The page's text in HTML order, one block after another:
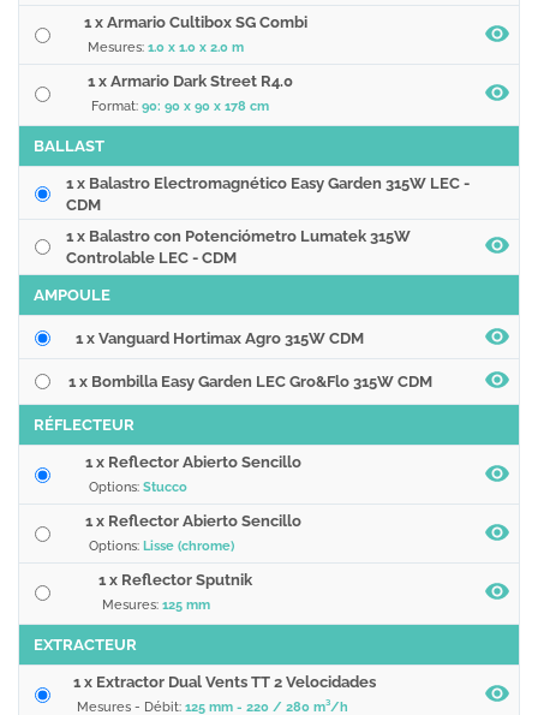
1 x Armario Cultibox SG Combi
Mesures: 1.0 x 1.0 x 2.0 m
1 x Armario Dark Street R4.0
Format: 90: 90 x 90 x 178 cm
BALLAST
1 x Balastro Electromagnético Easy Garden 315W LEC -
CDM
1 x Balastro con Potenciómetro Lumatek 315W
Controlable LEC - CDM
AMPOULE
1 x Vanguard Hortimax Agro 315W CDM
1 x Bombilla Easy Garden LEC Gro&Flo 315W CDM
RÉFLECTEUR
1 x Reflector Abierto Sencillo
Options: Stucco
1 x Reflector Abierto Sencillo
Options: Lisse (chrome)
1 x Reflector Sputnik
Mesures: 125 mm
EXTRACTEUR
1 x Extractor Dual Vents TT 2 Velocidades
Mesures - Débit: 125 mm - 220 / 280 m³/h